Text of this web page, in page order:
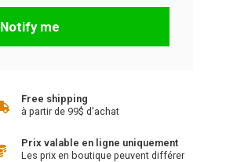
Notify me
Free shipping
à partir de 99$ d'achat
Prix valable en ligne uniquement
Les prix en boutique peuvent différer